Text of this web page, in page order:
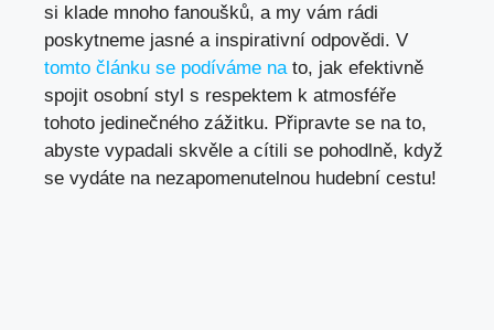
si klade mnoho fanoušků, a my vám rádi
poskytneme jasné a inspirativní odpovědi. V
tomto článku se podíváme na to, jak efektivně
spojit osobní styl s respektem k atmosféře
tohoto jedinečného zážitku. Připravte se na to,
abyste vypadali skvěle a cítili se pohodlně, když
se vydáte na nezapomenutelnou hudební cestu!